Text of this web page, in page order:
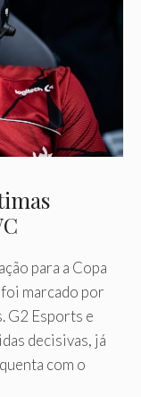
para a Copa
foi marcado por
G2 Esports e
decisivas, já
com o